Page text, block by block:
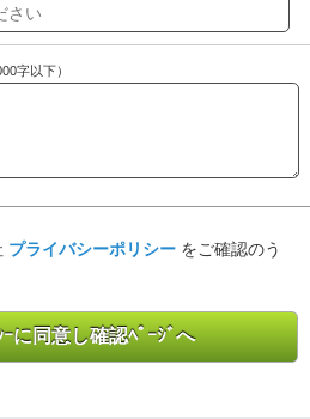
字以下）
プライバシーポリシー をご確認のう